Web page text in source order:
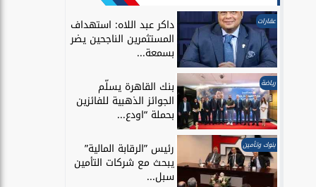
عقارات داكر عبد اللاه: استهداف
المستثمرين الناجحين يضر
بسمعة...
رياضة بنك القاهرة يسلّم
الجوائز الذهبية للفائزين
بحملة “اودع...
بنوك وتأمين رئيس ”الرقابة المالية”
يبحث مع شركات التأمين
سبل...